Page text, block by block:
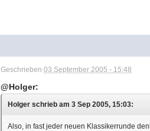
Geschrieben03 September 2005 - 15:48
@Holger:
Holger schrieb am 3 Sep 2005, 15:03:
Also, in fast jeder neuen Klassikerrunde